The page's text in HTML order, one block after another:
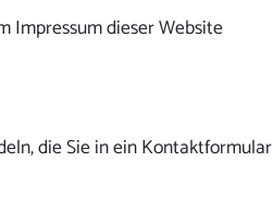
Impressum dieser Website
die Sie in ein Kontaktformular